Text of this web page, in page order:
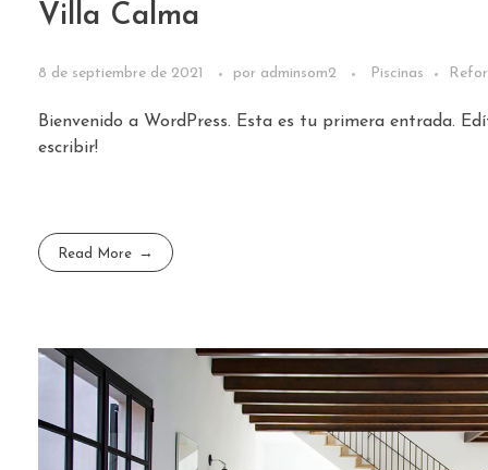
Villa Calma
8 de septiembre de 2021 por adminsom2 Piscinas
Bienvenido a WordPress. Esta es tu primera entrada.
escribir!
Read More